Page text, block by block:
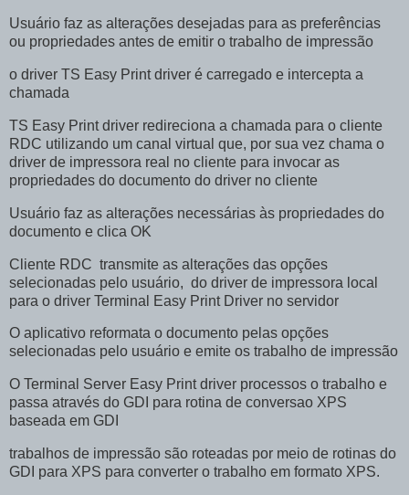
Usuário faz as alterações desejadas para as preferências
ou propriedades antes de emitir o trabalho de impressão
o driver TS Easy Print driver é carregado e intercepta a
chamada
TS Easy Print driver redireciona a chamada para o cliente
RDC utilizando um canal virtual que, por sua vez chama o
driver de impressora real no cliente para invocar as
propriedades do documento do driver no cliente
Usuário faz as alterações necessárias às propriedades do
documento e clica OK
Cliente RDC transmite as alterações das opções
selecionadas pelo usuário, do driver de impressora local
para o driver Terminal Easy Print Driver no servidor
O aplicativo reformata o documento pelas opções
selecionadas pelo usuário e emite os trabalho de impressão
O Terminal Server Easy Print driver processos o trabalho e
passa através do GDI para rotina de conversao XPS
baseada em GDI
trabalhos de impressão são roteadas por meio de rotinas do
GDI para XPS para converter o trabalho em formato XPS.